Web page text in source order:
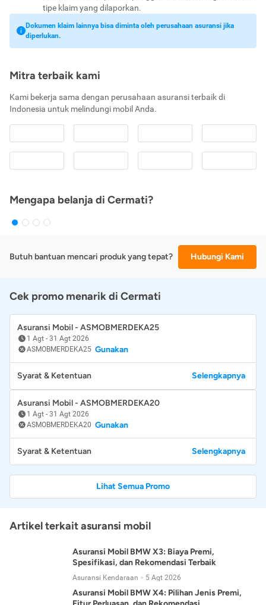
tipe klaim yang dilaporkan.
Dokumen klaim lainnya bisa diminta oleh perusahaan asuransi jika
diperlukan.
Mitra terbaik kami
Kami bekerja sama dengan perusahaan asuransi terbaik di
Indonesia untuk melindungi mobil Anda.
Mengapa belanja di Cermati?
Butuh bantuan mencari produk yang tepat? Hubungi Kami
Cek promo menarik di Cermati
Asuransi Mobil - ASMOBMERDEKA25
1 Agt - 31 Agt 2026
ASMOBMERDEKA25 Gunakan
Syarat & Ketentuan Selengkapnya
Asuransi Mobil - ASMOBMERDEKA20
1 Agt - 31 Agt 2026
ASMOBMERDEKA20 Gunakan
Syarat & Ketentuan Selengkapnya
Lihat Semua Promo
Artikel terkait asuransi mobil
Asuransi Mobil BMW X3: Biaya Premi,
Spesifikasi, dan Rekomendasi Terbaik
Asuransi Kendaraan 5 Agt 2026
Asuransi Mobil BMW X4: Pilihan Jenis Premi,